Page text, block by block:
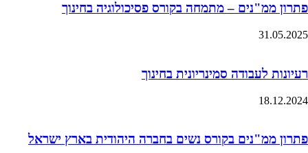
פתרון ממ"נים – מתמחה בקורס פסיכולוגיה בחינוך
31.05.2025
רעיונות לעבודה סמינריונית בחינוך
18.12.2024
פתרון ממ"נים בקורס נשים בחברה היהודית בארץ ישראל